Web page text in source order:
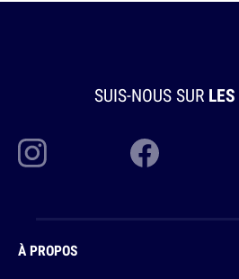
SUIS-NOUS SUR
À PROPOS